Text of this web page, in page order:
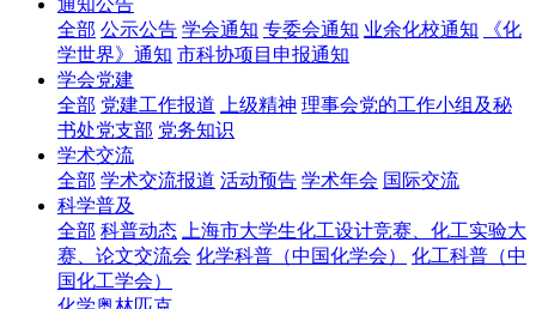
通知公告
全部 公示公告 学会通知 专委会通知 业余化校通知
《化
学世界》通知 市科协项目申报通知
学会党建
全部 党建工作报道 上级精神 理事会党的工作小组及秘
书处党支部 党务知识
学术交流
全部 学术交流报道 活动预告 学术年会 国际交流
科学普及
全部 科普动态
上海市大学生化工设计竞赛、化工实验大
赛、论文交流会 化学科普（中国化学会）
化工科普（中
国化工学会）